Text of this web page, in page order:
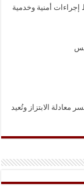
إجراءات أمنية وخدمية
الابتزاز وتُعيد